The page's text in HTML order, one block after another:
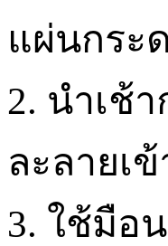
แผ่นกระ
2. นำเช้
ละลายเ
3. ใช้มือ